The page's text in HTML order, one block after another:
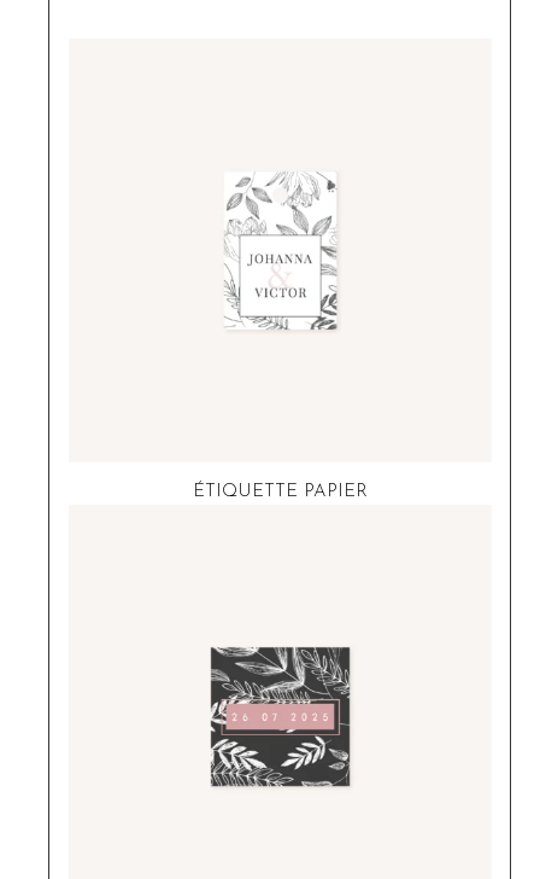
ÉTIQUETTE PAPIER